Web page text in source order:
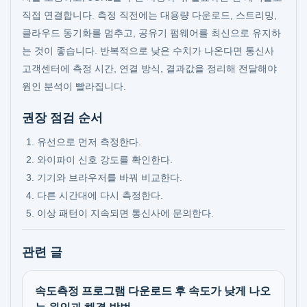
직접 연결합니다. 측정 직전에는 대용량 다운로드, 스트리밍,
클라우드 동기화를 멈추고, 공유기 펌웨어를 최신으로 유지하
는 것이 좋습니다. 반복적으로 낮은 수치가 나온다면 통신사
고객센터에 측정 시간, 연결 방식, 결과값을 정리해 전달해야
원인 분석이 빨라집니다.
권장 점검 순서
유선으로 먼저 측정한다.
와이파이 신호 강도를 확인한다.
기기와 브라우저를 바꿔 비교한다.
다른 시간대에 다시 측정한다.
이상 패턴이 지속되면 통신사에 문의한다.
관련 글
속도측정 프로그램 다운로드 후 속도가 낮게 나오